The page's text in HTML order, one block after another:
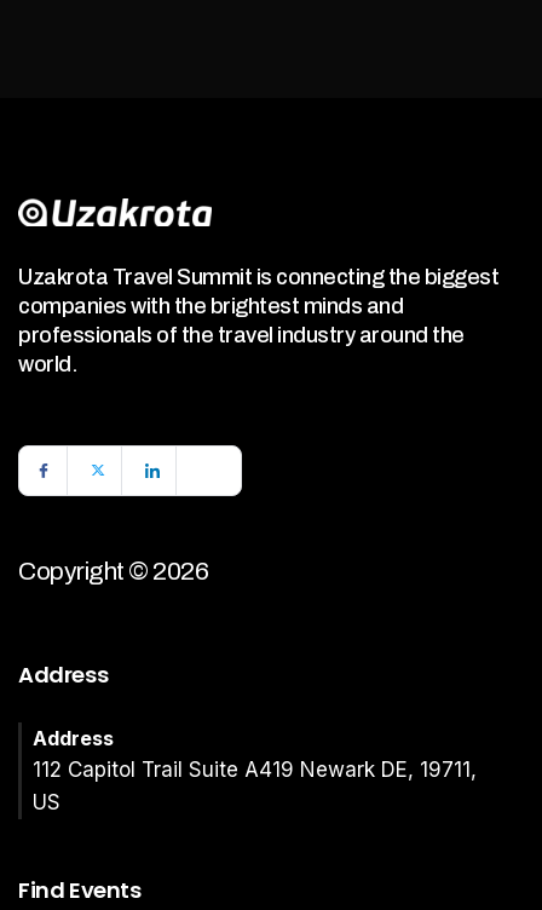
Uzakrota Travel Summit is connecting the biggest
companies with the brightest minds and
professionals of the travel industry around the
world.
Copyright © 2026
Address
Address
112 Capitol Trail Suite A419 Newark DE, 19711,
US
Find Events